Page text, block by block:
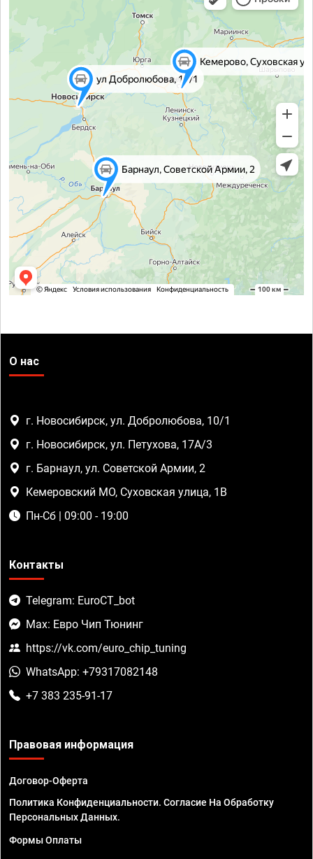
О нас
г. Новосибирск, ул. Добролюбова, 10/1
г. Новосибирск, ул. Петухова, 17А/3
г. Барнаул, ул. Советской Армии, 2
Кемеровский МО, Суховская улица, 1В
Пн-Сб | 09:00 - 19:00
Контакты
Telegram: EuroCT_bot
Max: Евро Чип Тюнинг
https://vk.com/euro_chip_tuning
WhatsApp: +79317082148
+7 383 235-91-17
Правовая информация
Договор-Оферта
Политика Конфиденциальности. Согласие На Обработку
Персональных Данных.
Формы Оплаты